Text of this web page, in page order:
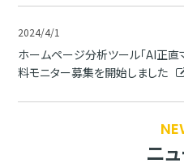
2024/4/1
ホームページ分析ツール「AI正直
料モニター募集を開始しました
ニ